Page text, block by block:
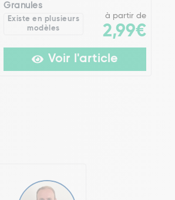
Granules
Existe en plusieurs
modèles
à partir de
2,99€
Voir l'article